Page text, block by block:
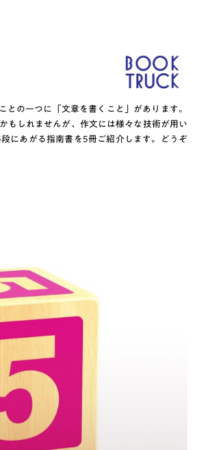
との一つに「文章を書くこと」があります。
もしれませんが、作文には様々な技術が用い
にあがる指南書を5冊ご紹介します。どうぞ